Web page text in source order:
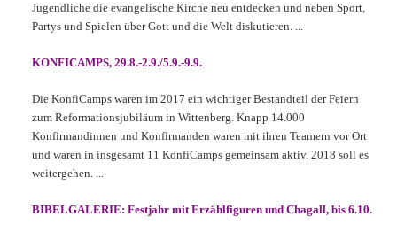
Jugendliche die evangelische Kirche neu entdecken und neben Sport,
Partys und Spielen über Gott und die Welt diskutieren. ...
KONFICAMPS, 29.8.-2.9./5.9.-9.9.
Die KonfiCamps waren im 2017 ein wichtiger Bestandteil der Feiern
zum Reformationsjubiläum in Wittenberg. Knapp 14.000
Konfirmandinnen und Konfirmanden waren mit ihren Teamern vor Ort
und waren in insgesamt 11 KonfiCamps gemeinsam aktiv. 2018 soll es
weitergehen. ...
BIBELGALERIE: Festjahr mit Erzählfiguren und Chagall, bis 6.10.